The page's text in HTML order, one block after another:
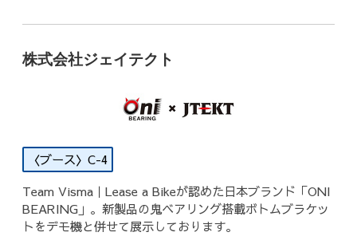
株式会社ジェイテクト
C-4
Team Visma｜Lease a Bikeが認めた日本ブランド「ONI
BEARING」。新製品の鬼ベアリング搭載ボトムブラケッ
トをデモ機と併せて展示しております。